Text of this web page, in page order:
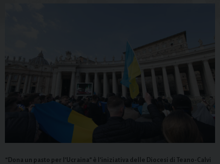
“Dona un pasto per l’Ucraina” è l’iniziativa delle Diocesi di Teano-Calvi